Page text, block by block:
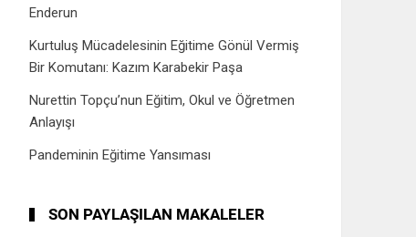
Enderun
Kurtuluş Mücadelesinin Eğitime Gönül Vermiş
Bir Komutanı: Kazım Karabekir Paşa
Nurettin Topçu’nun Eğitim, Okul ve Öğretmen
Anlayışı
Pandeminin Eğitime Yansıması
SON PAYLAŞILAN MAKALELER